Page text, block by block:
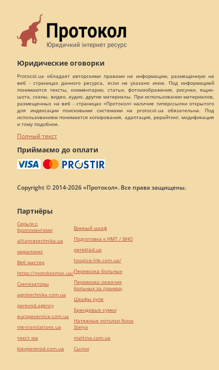
Юридические оговорки
Protocol.ua обладает авторскими правами на информацию, размещенную на
веб - страницах данного ресурса, если не указано иное. Под информацией
понимаются тексты, комментарии, статьи, фотоизображения, рисунки, ящик-
шота, сканы, видео, аудио, другие материалы. При использовании материалов,
размещенных на веб - страницах «Протокол» наличие гиперссылки открытого
для индексации поисковыми системами на protocol.ua обязательна. Под
использованием понимается копирования, адаптация, рерайтинг, модификация
и тому подобное.
Полный текст
Приймаємо до оплати
Copyright © 2014-2026 «Протокол». Все права защищены.
Партнёры
Серьги с
бриллиантами
alliancetechnika.ua
миралинкс
Веб мастер
https://motokosmos.ua/
Синтезаторы
agrotechnika.com.ua
perevod.agency
europeservice.com.ua
mk-translations.ua
текст юа
kievperevod.com.ua
Винный шкаф
Подготовка к НМТ / ВНО
pereklad.ua
hospice-life.com.ua/
Перевозка больных
Перевозка лежачих
больных за границу
Шкафы купе
Брендовые сумки
Натяжные потолки Nova
Stelya
maltina.com.ua
Cылки